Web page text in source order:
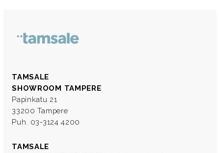
TAMSALE
SHOWROOM TAMPERE
Papinkatu 21
33200 Tampere
Puh. 03-3124 4200
TAMSALE